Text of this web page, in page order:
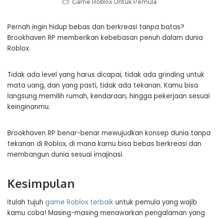
Game Roblox Untuk Pemula
Pernah ingin hidup bebas dan berkreasi tanpa batas?
Brookhaven RP memberikan kebebasan penuh dalam dunia
Roblox.
Tidak ada level yang harus dicapai, tidak ada grinding untuk
mata uang, dan yang pasti, tidak ada tekanan. Kamu bisa
langsung memilih rumah, kendaraan, hingga pekerjaan sesuai
keinginanmu.
Brookhaven RP benar-benar mewujudkan konsep dunia tanpa
tekanan di Roblox, di mana kamu bisa bebas berkreasi dan
membangun dunia sesuai imajinasi.
Kesimpulan
Itulah tujuh game Roblox terbaik untuk pemula yang wajib
kamu coba! Masing-masing menawarkan pengalaman yang